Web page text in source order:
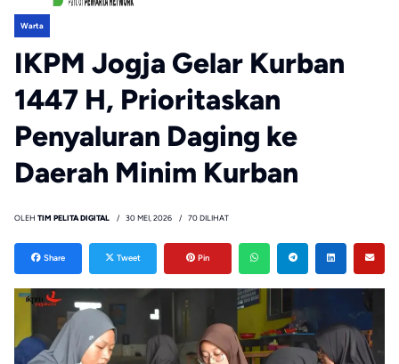
Warta
IKPM Jogja Gelar Kurban
1447 H, Prioritaskan
Penyaluran Daging ke
Daerah Minim Kurban
OLEH TIM PELITA DIGITAL 30 MEI, 2026 70 DILIHAT
Share Tweet Pin